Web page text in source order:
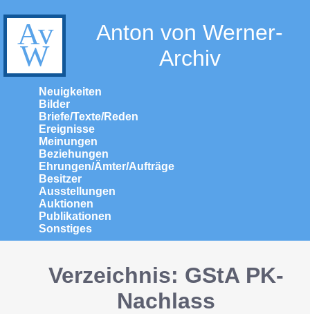
Anton von Werner-
Archiv
Neuigkeiten
Bilder
Briefe/Texte/Reden
Ereignisse
Meinungen
Beziehungen
Ehrungen/Ämter/Aufträge
Besitzer
Ausstellungen
Auktionen
Publikationen
Sonstiges
Verzeichnis: GStA PK-
Nachlass